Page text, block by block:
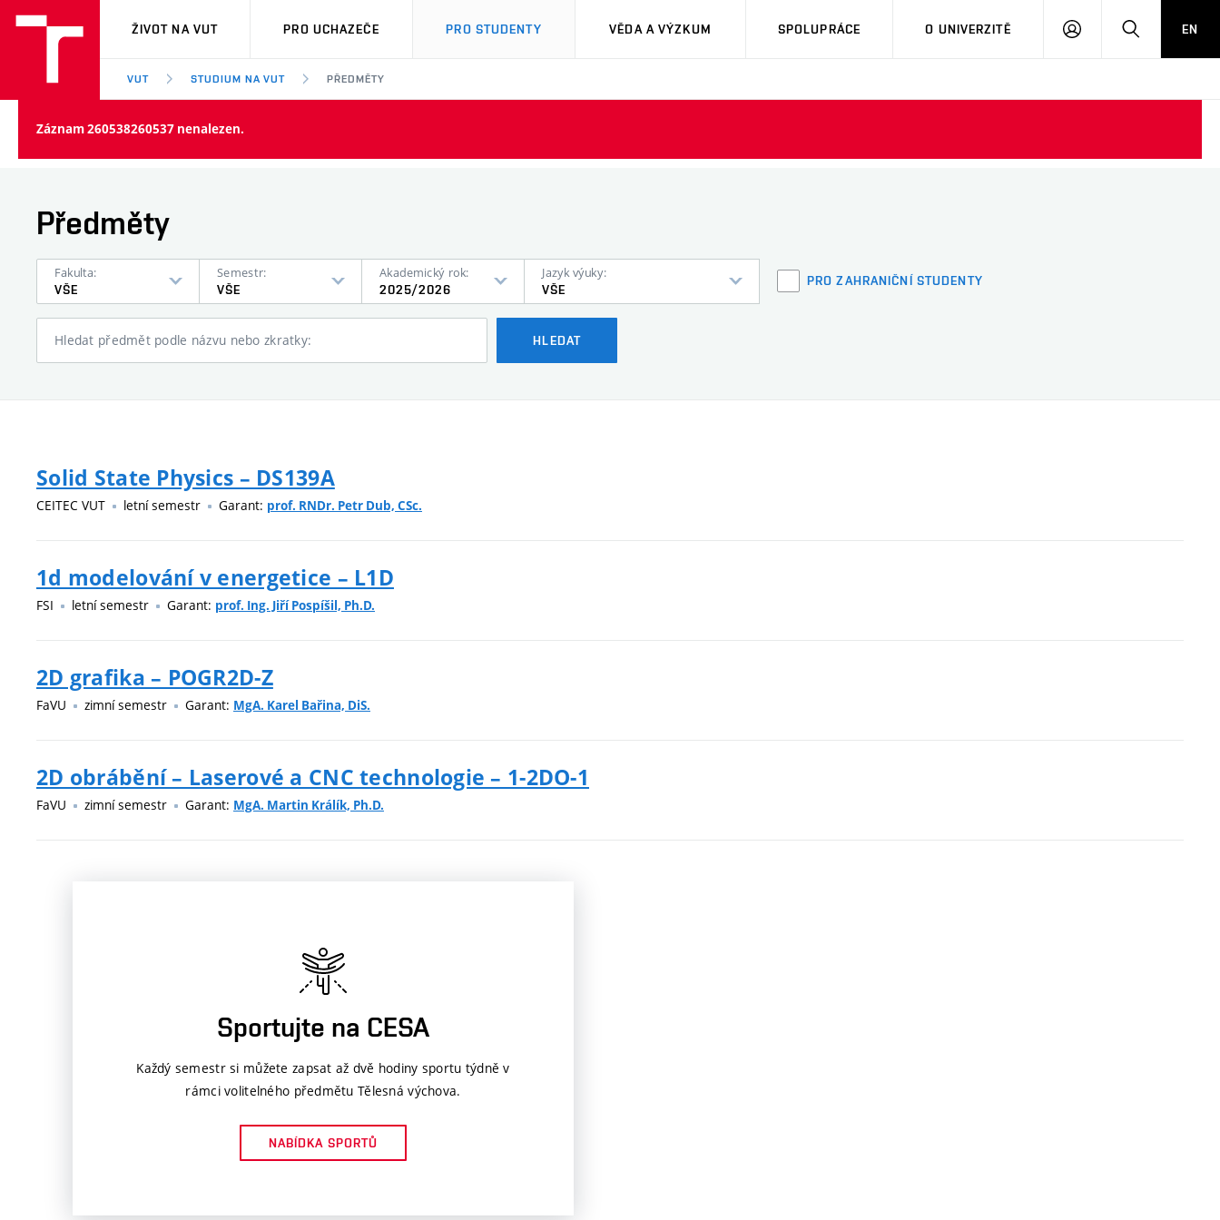
VUT
ŽIVOT NA VUT PRO UCHAZEČE PRO STUDENTY VĚDA A VÝZKUM SPOLUPRÁCE O UNIVERZITĚ
PŘIHLÁSIT HLEDATEN
VUT STUDIUM NA VUT PŘEDMĚTY
Záznam 260538260537 nenalezen.
Předměty
Fakulta:
VŠE
Semestr:
VŠE
Akademický rok:
2025/2026
Jazyk výuky:
VŠE
PRO ZAHRANIČNÍ STUDENTY
Hledat předmět podle názvu nebo zkratky: HLEDAT
Solid State Physics – DS139A
CEITEC VUT letní semestr Garant: prof. RNDr. Petr Dub, CSc.
1d modelování v energetice – L1D
FSI letní semestr Garant: prof. Ing. Jiří Pospíšil, Ph.D.
2D grafika – POGR2D-Z
FaVU zimní semestr Garant: MgA. Karel Bařina, DiS.
2D obrábění – Laserové a CNC technologie – 1-2DO-1
FaVU zimní semestr Garant: MgA. Martin Králík, Ph.D.
Sportujte na CESA
Každý semestr si můžete zapsat až dvě hodiny sportu týdně v
rámci volitelného předmětu Tělesná výchova.
NABÍDKA SPORTŮ